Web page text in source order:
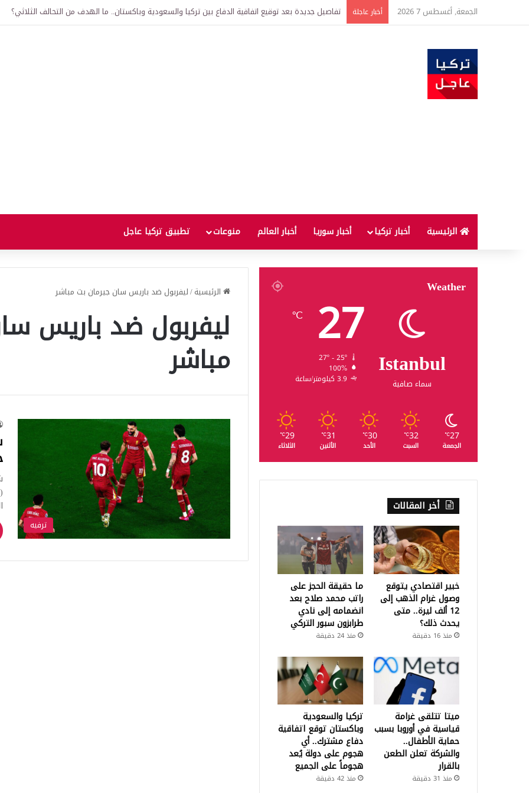
الجمعة, أغسطس 7 2026 أخبار عاجلة تفاصيل جديدة بعد توقيع اتفاقية الدفاع بين تركيا والسعودية وباكستان.. ما الهدف من التحالف الثلاثي؟
الرئيسية أخبار تركيا أخبار سوريا أخبار العالم منوعات تطبيق تركيا عاجل
الرئيسية/ليفربول ضد باريس سان جيرمان بث مباشر
ليفربول ضد باريس
مباشر
ترفيه
Weather
Istanbul
سماء صافية
27
℃
27º - 25º
100%
3.9 كيلومتر/ساعة
27
℃
الجمعة
32
℃
السبت
30
℃
الأحد
31
℃
الأثنين
29
℃
الثلاثاء
أخر المقالات
خبير اقتصادي يتوقع
وصول غرام الذهب إلى
12 ألف ليرة.. متى
يحدث ذلك؟
منذ 16 دقيقة
ما حقيقة الحجز على
راتب محمد صلاح بعد
انضمامه إلى نادي
طرابزون سبور التركي
منذ 24 دقيقة
ميتا تتلقى غرامة
قياسية في أوروبا بسبب
حماية الأطفال..
والشركة تعلن الطعن
بالقرار
منذ 31 دقيقة
تركيا والسعودية
وباكستان توقع اتفاقية
دفاع مشترك.. أي
هجوم على دولة يُعد
هجوماً على الجميع
منذ 42 دقيقة